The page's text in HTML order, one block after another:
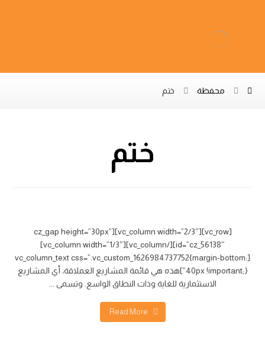
محفظة ختم
ختم
[vc_row][vc_column width=”2/3″][cz_gap height=”30px”
id=”cz_56138″][/vc_column][vc_column width=”1/3″]
[vc_column_text css=”.vc_custom_1626984737752{margin-bottom:
40px !important;}”]هذه هي قائمة المشاريع العملاقة، أي المشاريع
الاستثمارية للغاية وذات النطاق الواسع. وتسمى ...
Read More